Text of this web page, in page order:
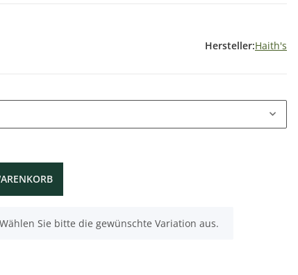
Hersteller:Haith's
Sie bitte die gewünschte Variation aus.